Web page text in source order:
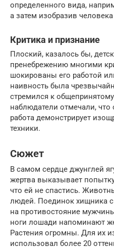
определенного вида,
а затем изобразив
Критика и признание
Плоский, казалось бы,
пренебрежению многими
шокированы его работой
наивность была
стремился к
наблюдатели отмечали, что
работа демонстрирует
техники.
Сюжет
В самом сердце джунглей
жертва выказывает
что ей не спастись.
людей. Поединок хищника
на противостояние
ноги лошади напоминают
Растения огромны. Для их
использовал более 20